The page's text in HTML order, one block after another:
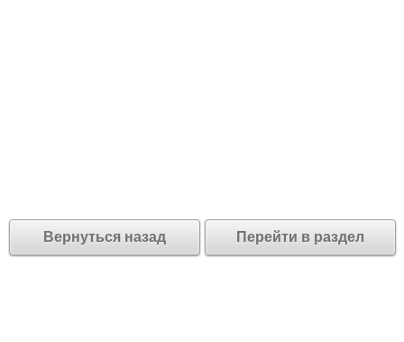
Вернуться назад Перейти в раздел